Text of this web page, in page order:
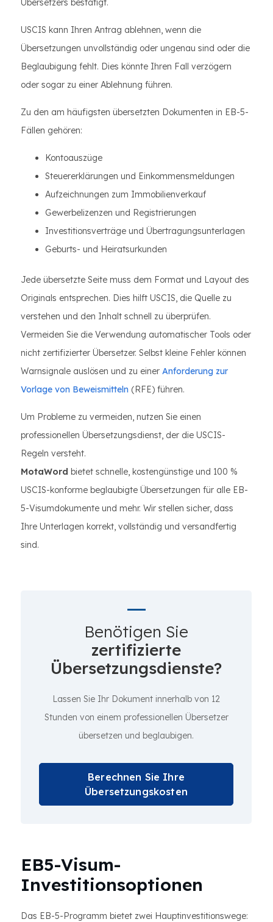
Übersetzers bestätigt.
USCIS kann Ihren Antrag ablehnen, wenn die
Übersetzungen unvollständig oder ungenau sind oder die
Beglaubigung fehlt. Dies könnte Ihren Fall verzögern
oder sogar zu einer Ablehnung führen.
Zu den am häufigsten übersetzten Dokumenten in EB-5-
Fällen gehören:
Kontoauszüge
Steuererklärungen und Einkommensmeldungen
Aufzeichnungen zum Immobilienverkauf
Gewerbelizenzen und Registrierungen
Investitionsverträge und Übertragungsunterlagen
Geburts- und Heiratsurkunden
Jede übersetzte Seite muss dem Format und Layout des
Originals entsprechen. Dies hilft USCIS, die Quelle zu
verstehen und den Inhalt schnell zu überprüfen.
Vermeiden Sie die Verwendung automatischer Tools oder
nicht zertifizierter Übersetzer. Selbst kleine Fehler können
Warnsignale auslösen und zu einer Anforderung zur
Vorlage von Beweismitteln (RFE) führen.
Um Probleme zu vermeiden, nutzen Sie einen
professionellen Übersetzungsdienst, der die USCIS-
Regeln versteht.
MotaWord bietet schnelle, kostengünstige und 100 %
USCIS-konforme beglaubigte Übersetzungen für alle EB-
5-Visumdokumente und mehr. Wir stellen sicher, dass
Ihre Unterlagen korrekt, vollständig und versandfertig
sind.
Benötigen Sie
zertifizierte
Übersetzungsdienste?
Lassen Sie Ihr Dokument innerhalb von 12
Stunden von einem professionellen Übersetzer
übersetzen und beglaubigen.
Berechnen Sie Ihre
Übersetzungskosten
EB5-Visum-
Investitionsoptionen
Das EB-5-Programm bietet zwei Hauptinvestitionswege: